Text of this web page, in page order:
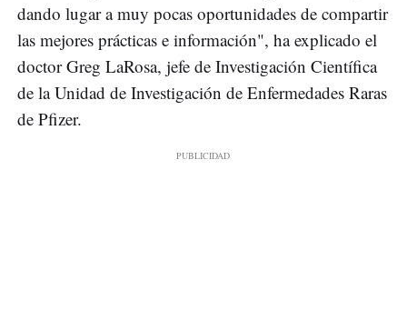
dando lugar a muy pocas oportunidades de compartir
las mejores prácticas e información", ha explicado el
doctor Greg LaRosa, jefe de Investigación Científica
de la Unidad de Investigación de Enfermedades Raras
de Pfizer.